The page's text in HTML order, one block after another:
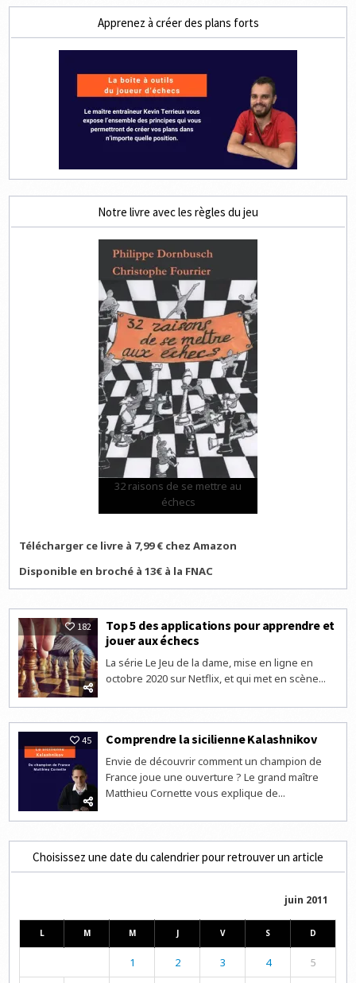
Apprenez à créer des plans forts
Notre livre avec les règles du jeu
32 raisons de se mettre au
échecs
Télécharger ce livre à 7,99 € chez Amazon
Disponible en broché à 13€ à la FNAC
182
Top 5 des applications pour apprendre et
jouer aux échecs
La série Le Jeu de la dame, mise en ligne en
octobre 2020 sur Netflix, et qui met en scène...
45 Comprendre la sicilienne Kalashnikov
Envie de découvrir comment un champion de
France joue une ouverture ? Le grand maître
Matthieu Cornette vous explique de...
Choisissez une date du calendrier pour retrouver un article
juin 2011
L M M J V S D
1 2 3 4 5